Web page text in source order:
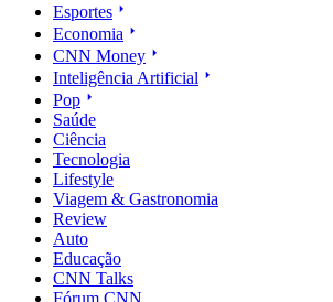
Esportes
Economia
CNN Money
Inteligência Artificial
Pop
Saúde
Ciência
Tecnologia
Lifestyle
Viagem & Gastronomia
Review
Auto
Educação
CNN Talks
Fórum CNN